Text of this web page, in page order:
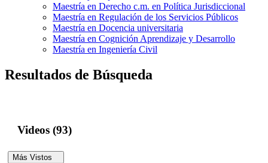
Maestría en Derecho c.m. en Política Jurisdiccional
Maestría en Regulación de los Servicios Públicos
Maestría en Docencia universitaria
Maestría en Cognición Aprendizaje y Desarrollo
Maestría en Ingeniería Civil
Resultados de Búsqueda
Videos (93)
Más Vistos